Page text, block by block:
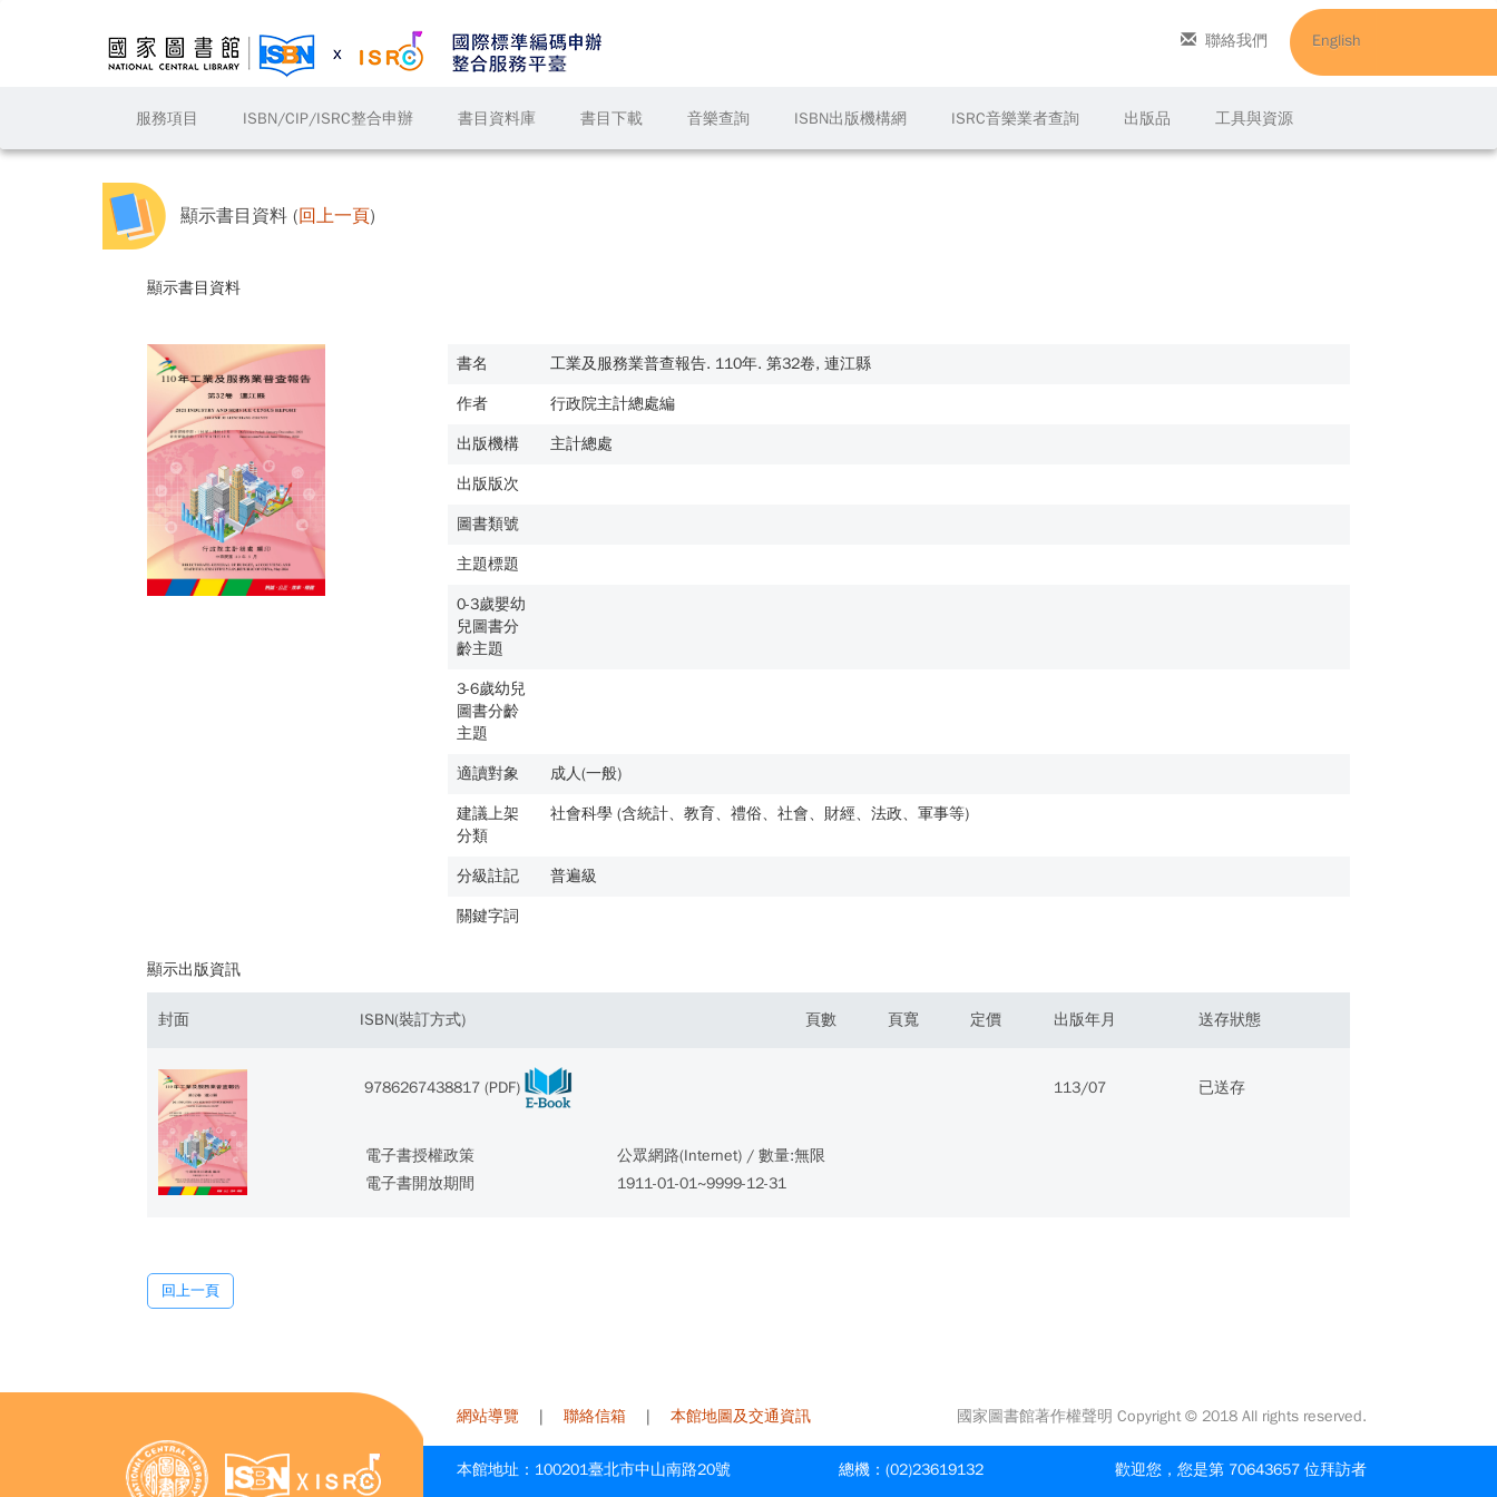
服務項目 ISBN/CIP/ISRC整合申辦 書目資料庫 書目下載 音樂查詢 ISBN出版機構網 ISRC音樂業者查詢 出版品 工具與資源
聯絡我們 English
顯示書目資料 (回上一頁)
顯示書目資料
書名 工業及服務業普查報告. 110年. 第32卷, 連江縣
作者 行政院主計總處編
出版機構 主計總處
出版版次
圖書類號
主題標題
0-3歲嬰幼
兒圖書分
齡主題
3-6歲幼兒
圖書分齡
主題
適讀對象 成人(一般)
建議上架
分類
社會科學 (含統計、教育、禮俗、社會、財經、法政、軍事等)
分級註記 普遍級
關鍵字詞
顯示出版資訊
封面 ISBN(裝訂方式) 頁數 頁寬 定價 出版年月 送存狀態
9786267438817 (PDF) 113/07 已送存
電子書授權政策
公眾網路(Internet) / 數量:無限
電子書開放期間
1911-01-01~9999-12-31
回上一頁
網站導覽 | 聯絡信箱| 本館地圖及交通資訊 國家圖書館著作權聲明 Copyright © 2018 All rights reserved.
本館地址：100201臺北市中山南路20號 總機：(02)23619132 歡迎您，您是第 70643657 位拜訪者